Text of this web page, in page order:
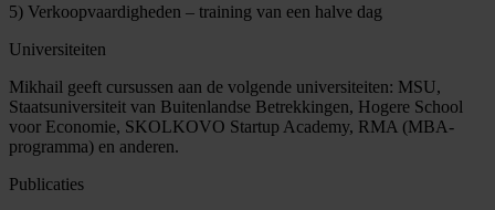
5) Verkoopvaardigheden – training van een halve dag
Universiteiten
Mikhail geeft cursussen aan de volgende universiteiten: MSU,
Staatsuniversiteit van Buitenlandse Betrekkingen, Hogere School
voor Economie, SKOLKOVO Startup Academy, RMA (MBA-
programma) en anderen.
Publicaties